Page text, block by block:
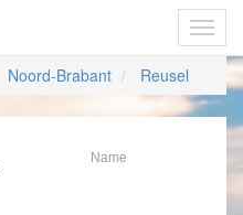
Noord-Brabant Reusel
Name